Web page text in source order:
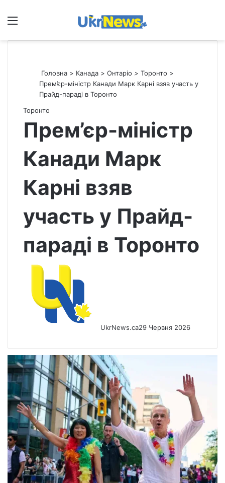
Меню
Головна > Канада > Онтаріо > Торонто >
Прем’єр-міністр Канади Марк Карні взяв участь у
Прайд-параді в Торонто
Торонто
Прем’єр-міністр
Канади Марк
Карні взяв
участь у Прайд-
параді в Торонто
UkrNews.ca29 Червня 2026